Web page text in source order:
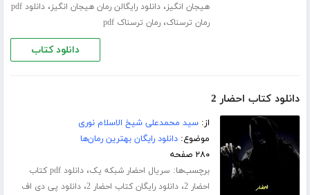
هیجان انگیز،دانلود رایگالن رمان هیجان انگیز،
دانلود pdf
رمان ترسناک،رمان ترسناک pdf
دانلود کتاب
دانلود کتاب احضار 2
از:سید محمدعلی شیخ الاسلام نوری
موضوع:دانلود رایگان بهترین رمان‌ها
۲۸۰ صفحه
برچسب‌ها: سریال احضار شبکه یک،
دانلود pdf کتاب
احضار 2 ،دانلود رایگان کتاب احضار 2 ،دانلود پی دی اف